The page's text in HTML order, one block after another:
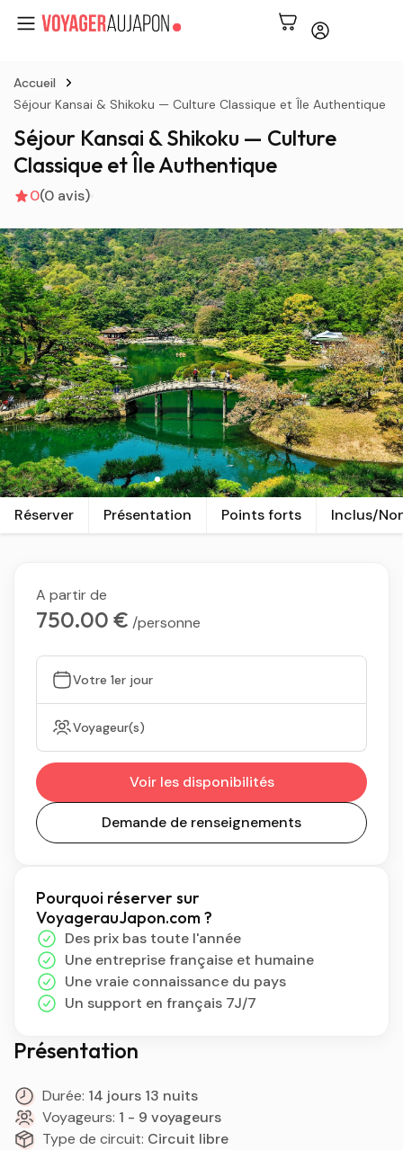
Accueil
Séjour Kansai & Shikoku — Culture Classique et Île Authentique
Séjour Kansai & Shikoku — Culture
Classique et Île Authentique
0(0 avis)
Réserver Présentation Points forts Inclus/
Présentation
Durée: 14 jours 13 nuits
Voyageurs: 1 - 9 voyageurs
Type de circuit: Circuit libre
A partir de
750.00 € /personne
Votre 1er jour
Voyageur(s)
Voir les disponibilités
Demande de renseignements
Pourquoi réserver sur
VoyagerauJapon.com ?
Des prix bas toute l'année
Une entreprise française et humaine
Une vraie connaissance du pays
Un support en français 7J/7